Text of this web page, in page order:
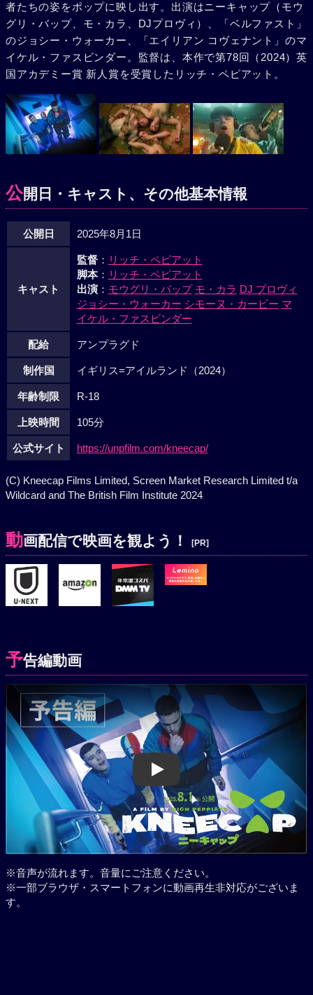
者たちの姿をポップに映し出す。出演はニーキャップ（モウ
グリ・バップ、モ・カラ、DJプロヴィ）、「ベルファスト」
のジョシー・ウォーカー、「エイリアン コヴェナント」のマ
イケル・ファスビンダー。監督は、本作で第78回（2024）英
国アカデミー賞 新人賞を受賞したリッチ・ペピアット。
公開日・キャスト、その他基本情報
公開日 2025年8月1日
キャスト
監督： リッチ・ペピアット
脚本： リッチ・ペピアット
出演： モウグリ・バップ モ・カラ DJ プロヴィ
ジョシー・ウォーカー シモーヌ・カービー マ
イケル・ファスビンダー
配給 アンプラグド
制作国 イギリス=アイルランド（2024）
年齢制限 R-18
上映時間 105分
公式サイト https://unpfilm.com/kneecap/
(C) Kneecap Films Limited, Screen Market Research Limited t/a
Wildcard and The British Film Institute 2024
動画配信で映画を観よう！ [PR]
予告編動画
Play
※音声が流れます。音量にご注意ください。
※一部ブラウザ・スマートフォンに動画再生非対応がございま
す。